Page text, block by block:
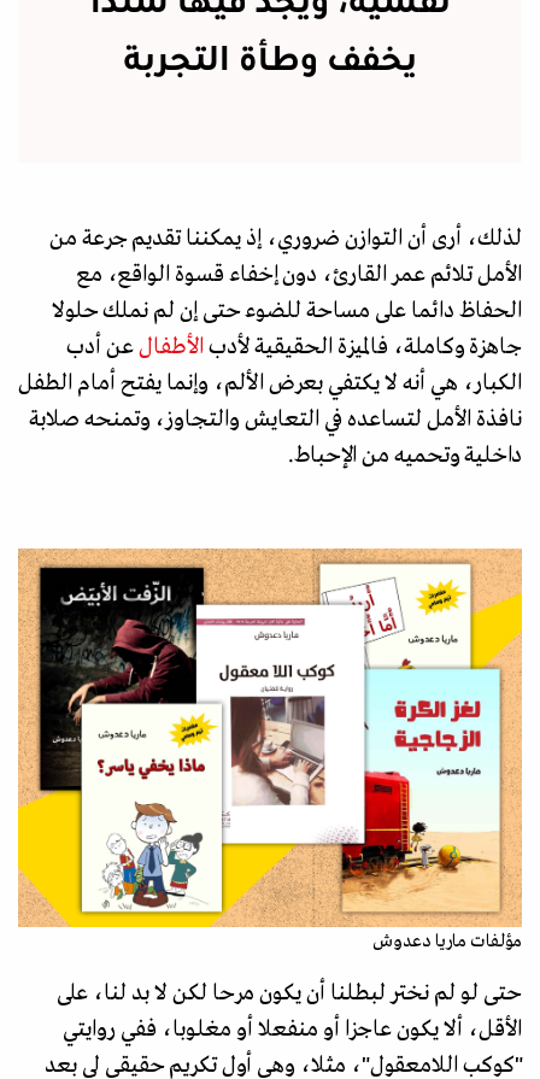
يخفف وطأة التجربة
لذلك، أرى أن التوازن ضروري، إذ يمكننا تقديم جرعة من
الأمل تلائم عمر القارئ، دون إخفاء قسوة الواقع، مع
الحفاظ دائما على مساحة للضوء حتى إن لم نملك حلولا
جاهزة وكاملة، فالميزة الحقيقية لأدب الأطفالعن أدب
الكبار، هي أنه لا يكتفي بعرض الألم، وإنما يفتح أمام الطفل
نافذة الأمل لتساعده في التعايش والتجاوز، وتمنحه صلابة
داخلية وتحميه من الإحباط.
مؤلفات ماريا دعدوش
حتى لو لم نختر لبطلنا أن يكون مرحا لكن لا بد لنا، على
الأقل، ألا يكون عاجزا أو منفعلا أو مغلوبا، ففي روايتي
"كوكب اللامعقول"، مثلا، وهي أول تكريم حقيقي لي بعد